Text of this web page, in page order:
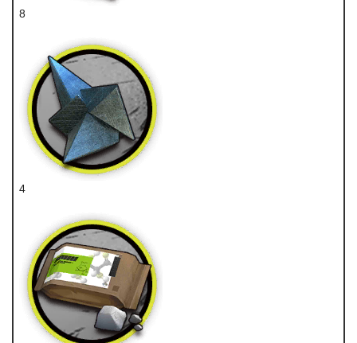
8
4